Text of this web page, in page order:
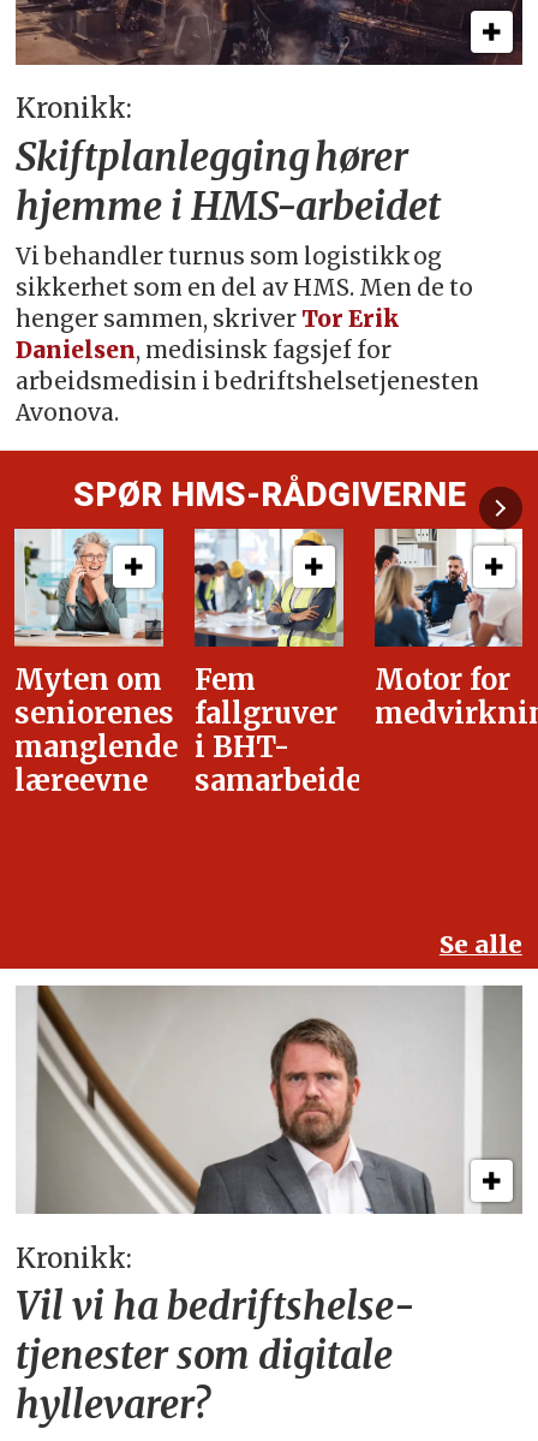
Kronikk:
Skiftplanlegging hører
hjemme i HMS-arbeidet
Vi behandler turnus som logistikk og
sikkerhet som en del av HMS. Men de to
henger sammen, skriver Tor Erik
Danielsen, medisinsk fagsjef for
arbeidsmedisin i bedriftshelsetjenesten
Avonova.
SPØR HMS-RÅDGIVERNE
Fem
fallgruver
i BHT-
samarbeidet
Motor for
medvirkning
i
Se alle
Kronikk:
Vil vi ha bedriftshelse­
tjenester som digitale
hyllevarer?